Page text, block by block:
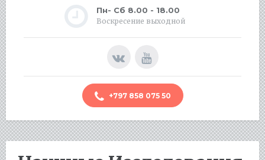
Пн- Сб 8.00 - 18.00
Воскресение выходной
+797 858 075 50